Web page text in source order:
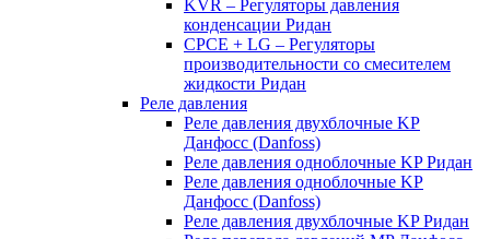
KVR – Регуляторы давления
конденсации Ридан
CPCE + LG – Регуляторы
производительности со смесителем
жидкости Ридан
Реле давления
Реле давления двухблочные KP
Данфосс (Danfoss)
Реле давления одноблочные KP Ридан
Реле давления одноблочные KP
Данфосс (Danfoss)
Реле давления двухблочные KP Ридан